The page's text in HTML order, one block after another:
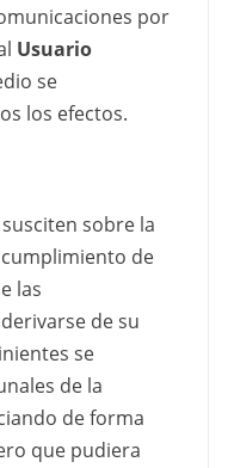
por
Usuario
se
los efectos.
sobre la
de
las
de su
se
de la
de forma
que pudiera